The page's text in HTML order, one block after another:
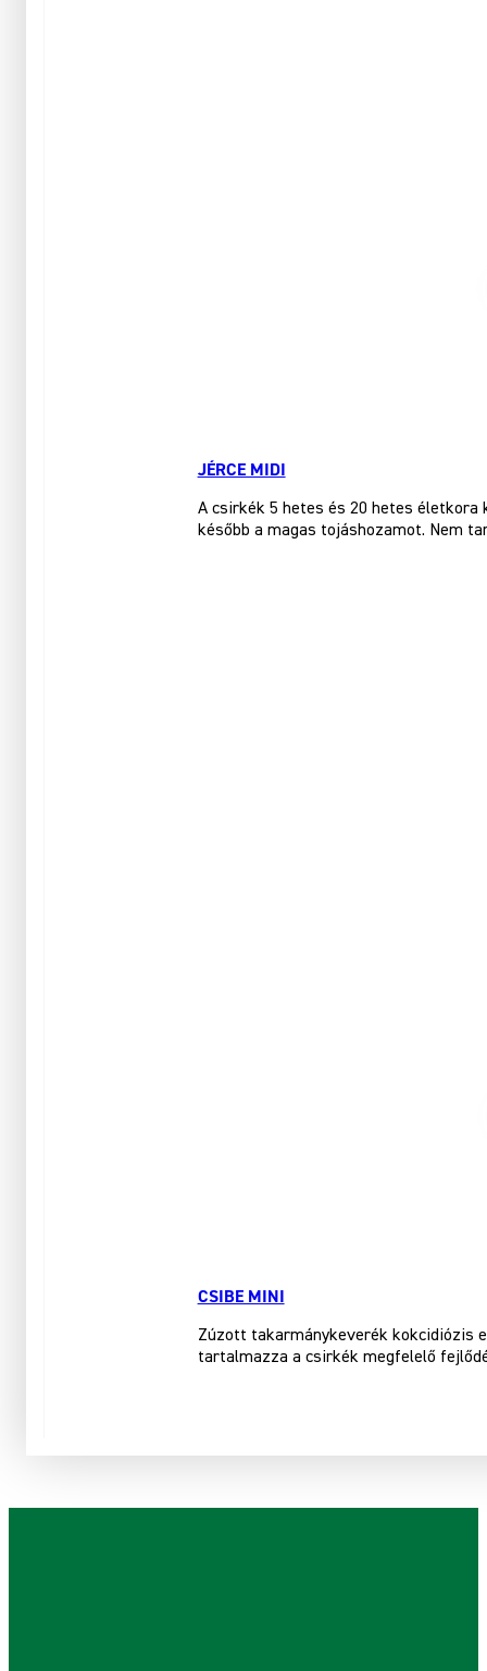
JÉRCE MIDI
A csirkék 5 hetes és 20 hetes
később a magas tojáshozamot. Nem
CSIBE MINI
Zúzott takarmánykeverék kokcidiózis
tartalmazza a csirkék megfelelő